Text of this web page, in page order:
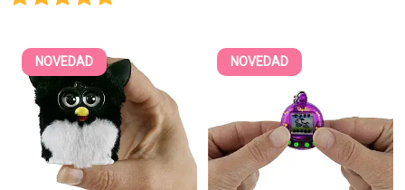
NOVEDAD NOVEDAD